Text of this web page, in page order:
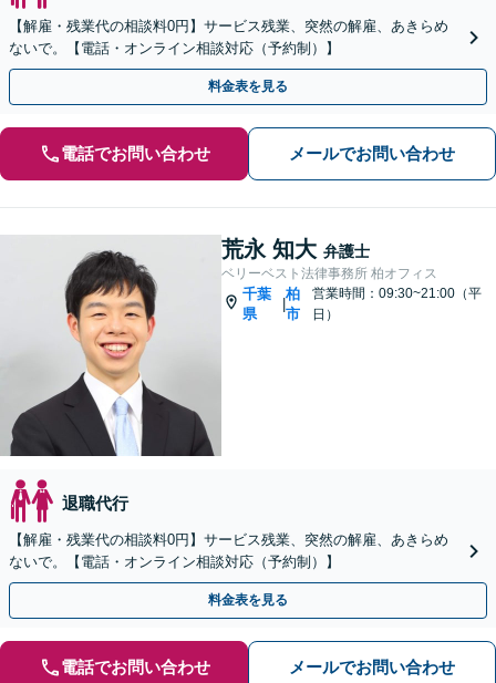
【解雇・残業代の相談料0円】サービス残業、突然の解雇、あきらめ
ないで。【電話・オンライン相談対応（予約制）】
料金表を見る
電話でお問い合わせ メールでお問い合わせ
荒永 知大 弁護士
ベリーベスト法律事務所 柏オフィス
千葉
県
|
柏
市
営業時間：09:30~21:00（平
日）
退職代行
【解雇・残業代の相談料0円】サービス残業、突然の解雇、あきらめ
ないで。【電話・オンライン相談対応（予約制）】
料金表を見る
電話でお問い合わせ メールでお問い合わせ